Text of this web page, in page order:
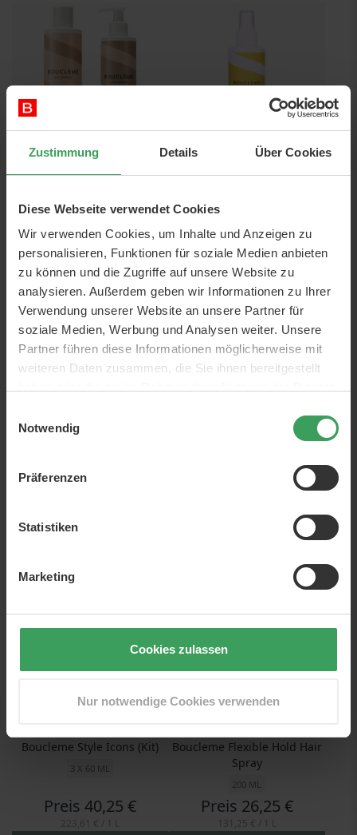
Zustimmung Details Über Cookies
Diese Webseite verwendet Cookies
Wir verwenden Cookies, um Inhalte und Anzeigen zu
personalisieren, Funktionen für soziale Medien anbieten
zu können und die Zugriffe auf unsere Website zu
analysieren. Außerdem geben wir Informationen zu Ihrer
Verwendung unserer Website an unsere Partner für
soziale Medien, Werbung und Analysen weiter. Unsere
Partner führen diese Informationen möglicherweise mit
weiteren Daten zusammen, die Sie ihnen bereitgestellt
Notwendig
Präferenzen
Statistiken
Marketing
Cookies zulassen
Nur notwendige Cookies verwenden
Boucleme Nourishing &
300 ML
Preis40,25 €
134,17 €/ 1 L
In den Warenkorb
Boucleme Curl Defence
Preis 25,50 €
127,50 €/ 1 L
In den Warenkorb
NUR WENIGE AM LAGER
400 ML
Preis
Boucleme Style Icons (Kit)
3 X 60 ML
Preis 40,25 €
Boucleme Flexible Hold Hair
Spray
200 ML
Preis 26,25 €